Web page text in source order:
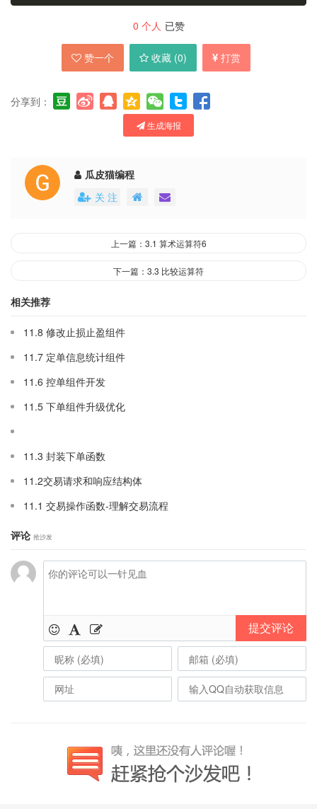
0 个人 已赞
赞一个 收藏 (0) 打赏
分享到：
生成海报
瓜皮猫编程
关 注
上一篇：3.1 算术运算符6
下一篇：3.3 比较运算符
相关推荐
11.8 修改止损止盈组件
11.7 定单信息统计组件
11.6 控单组件开发
11.5 下单组件升级优化
11.3 封装下单函数
11.2交易请求和响应结构体
11.1 交易操作函数-理解交易流程
评论 抢沙发
提交评论